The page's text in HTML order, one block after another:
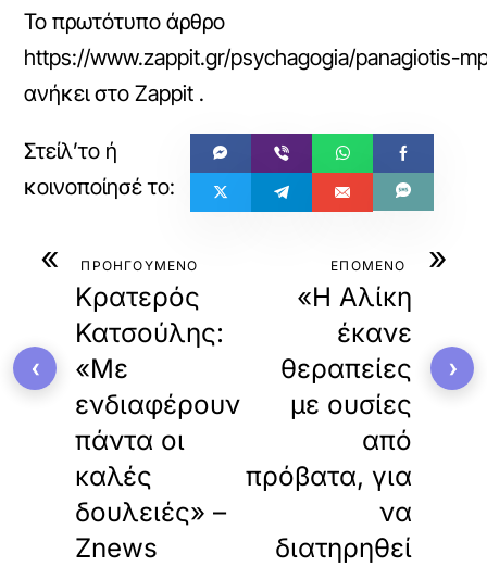
Το πρωτότυπο άρθρο
https://www.zappit.gr/psychagogia/panagiotis-
ανήκει στοZappit .
« ΠΡΟΗΓΟΥΜΕΝΟ
Κρατερός
Κατσούλης:
«Με
ενδιαφέρουν
πάντα οι
καλές
δουλειές» –
Znews
»
ΕΠΟΜΕΝΟ
«Η Αλίκη
έκανε
θεραπείες
με ουσίες
από
πρόβατα, για
να
διατηρηθεί
‹ ›